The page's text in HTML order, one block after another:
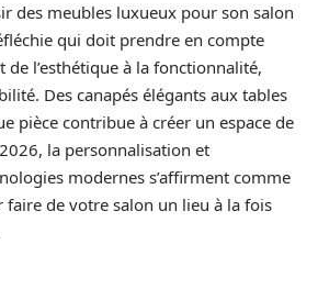
des meubles luxueux pour son salon
qui doit prendre en compte
de l’esthétique à la fonctionnalité,
Des canapés élégants aux tables
pièce contribue à créer un espace de
la personnalisation et
modernes s’affirment comme
faire de votre salon un lieu à la fois